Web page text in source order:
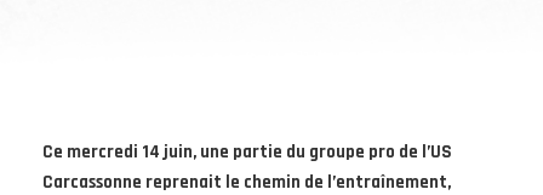
Ce mercredi 14 juin, une partie du groupe pro de l’US
Carcassonne reprenait le chemin de l’entraînement,